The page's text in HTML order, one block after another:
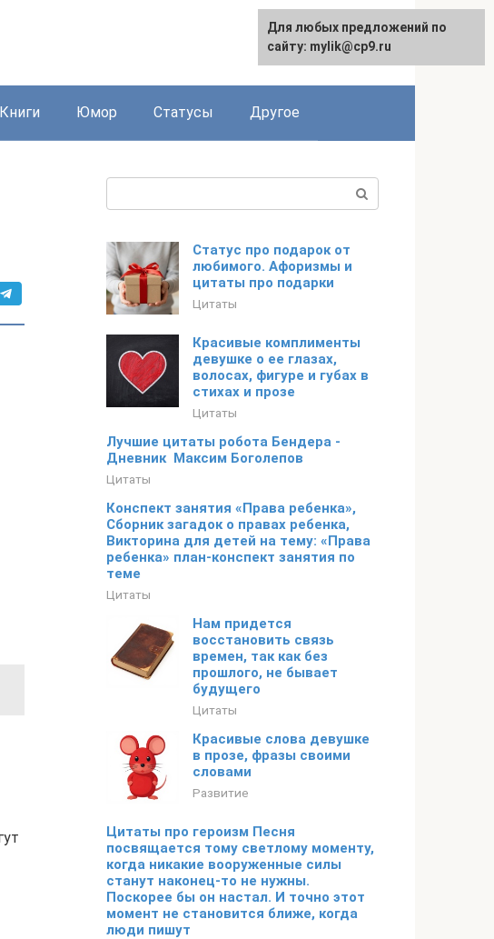
English
Книги Юмор Статусы Другое
Статус про подарок от
любимого. Афоризмы и
цитаты про подарки
Цитаты
Красивые комплименты
девушке о ее глазах,
волосах, фигуре и губах в
стихах и прозе
Цитаты
Лучшие цитаты робота Бендера ­
Дневник ­ Максим Боголепов
Цитаты
Конспект занятия «Права ребенка»,
Сборник загадок о правах ребенка,
Викторина для детей на тему: «Права
ребенка» план-конспект занятия по
теме
Цитаты
Нам придется
восстановить связь
времен, так как без
прошлого, не бывает
будущего
Цитаты
Красивые слова девушке
в прозе, фразы своими
словами
Развитие
Цитаты про героизм Песня
посвящается тому светлому моменту,
когда никакие вооруженные силы
станут наконец-то не нужны.
Поскорее бы он настал. И точно этот
момент не становится ближе, когда
люди пишут
Для любых предложений по
сайту: mylik@cp9.ru